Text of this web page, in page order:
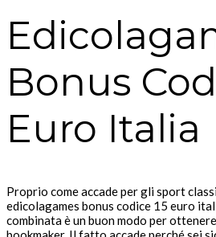
Bonus
Euro Italia
Proprio come accade per gli sport
edicolagames bonus codice 15 euro
combinata è un buon modo per